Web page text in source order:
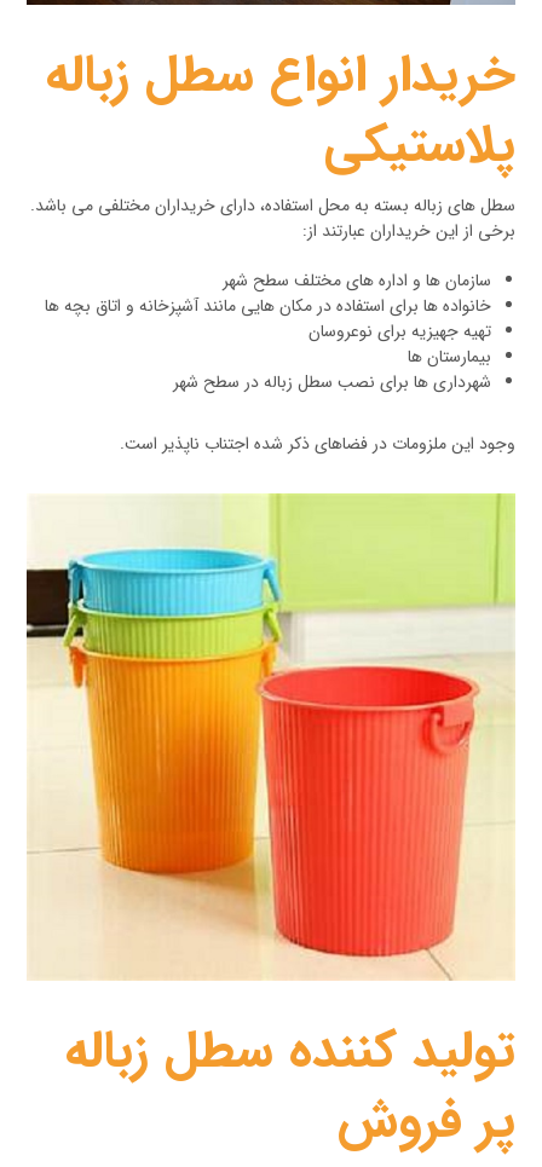
خریدار انواع سطل زباله
پلاستیکی
سطل های زباله بسته به محل استفاده، دارای خریداران مختلفی می باشد.
برخی از این خریداران عبارتند از:
سازمان ها و اداره های مختلف سطح شهر
خانواده ها برای استفاده در مکان هایی مانند آشپزخانه و اتاق بچه ها
تهیه جهیزیه برای نوعروسان
بیمارستان ها
شهرداری ها برای نصب سطل زباله در سطح شهر
وجود این ملزومات در فضاهای ذکر شده اجتناب ناپذیر است.
تولید کننده سطل زباله
پر فروش